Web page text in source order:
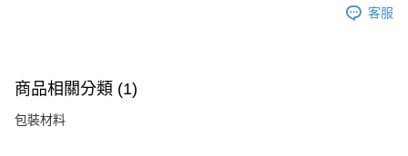
客服
商品相關分類 (1)
包裝材料